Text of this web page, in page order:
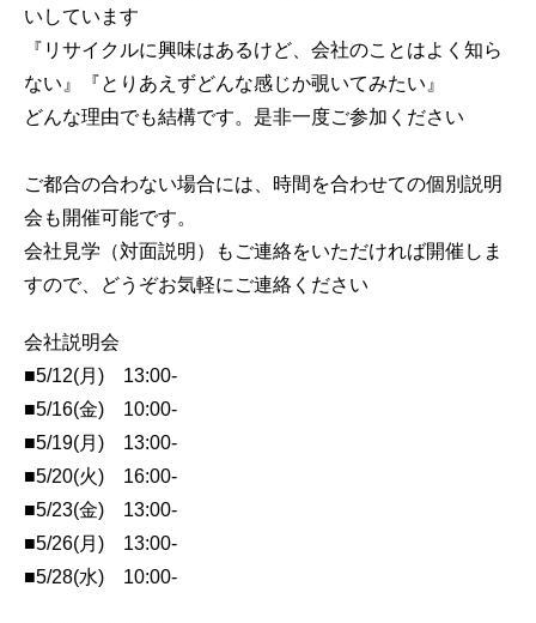
いしています
『リサイクルに興味はあるけど、会社のことはよく知ら
ない』『とりあえずどんな感じか覗いてみたい』
どんな理由でも結構です。是非一度ご参加ください
ご都合の合わない場合には、時間を合わせての個別説明
会も開催可能です。
会社見学（対面説明）もご連絡をいただければ開催しま
すので、どうぞお気軽にご連絡ください
会社説明会
■5/12(月) 13:00-
■5/16(金) 10:00-
■5/19(月) 13:00-
■5/20(火) 16:00-
■5/23(金) 13:00-
■5/26(月) 13:00-
■5/28(水) 10:00-